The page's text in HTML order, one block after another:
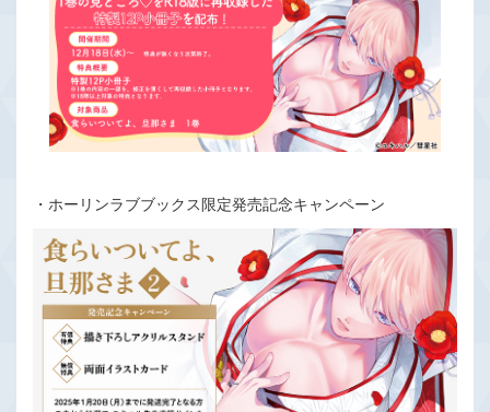
・ホーリンラブブックス限定発売記念キャンペーン